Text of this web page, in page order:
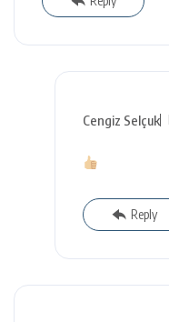
Cengiz Selçuk
Reply